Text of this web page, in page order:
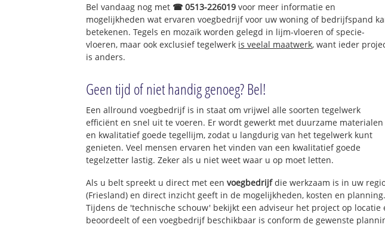
Bel vandaag nog met ☎ 0513-226019 voor meer informatie en
mogelijkheden wat ervaren voegbedrijf voor uw woning of bedrijfspand
betekenen. Tegels en mozaïk worden gelegd in lijm-vloeren of specie-
vloeren, maar ook exclusief tegelwerk is veelal maatwerk, want ieder
is anders.
Geen tijd of niet handig genoeg? Bel!
Een allround voegbedrijf is in staat om vrijwel alle soorten tegelwerk
efficiënt en snel uit te voeren. Er wordt gewerkt met duurzame materialen
en kwalitatief goede tegellijm, zodat u langdurig van het tegelwerk kunt
genieten. Veel mensen ervaren het vinden van een kwalitatief goede
tegelzetter lastig. Zeker als u niet weet waar u op moet letten.
Als u belt spreekt u direct met eenvoegbedrijfdie werkzaam is in uw
(Friesland) en direct inzicht geeft in de mogelijkheden, kosten en planning.
Tijdens de 'technische schouw' bekijkt een adviseur het project op locatie
beoordeelt of een voegbedrijf beschikbaar is conform de gewenste